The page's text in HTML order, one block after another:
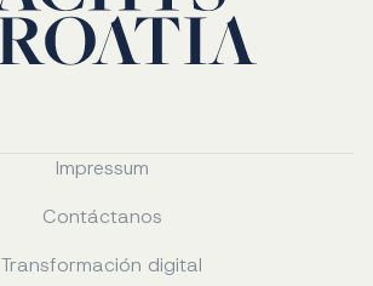
Impressum
Contáctanos
Transformación digital